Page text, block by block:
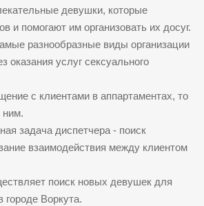
девушки, которые
и помогают им организовать их досуг.
разнообразные виды организации
оказания услуг сексуального
с клиентами в аппартаментах, то
ним.
задача диспетчера - поиск
взаимодействия между клиентом
поиск новых девушек для
городе Воркута.